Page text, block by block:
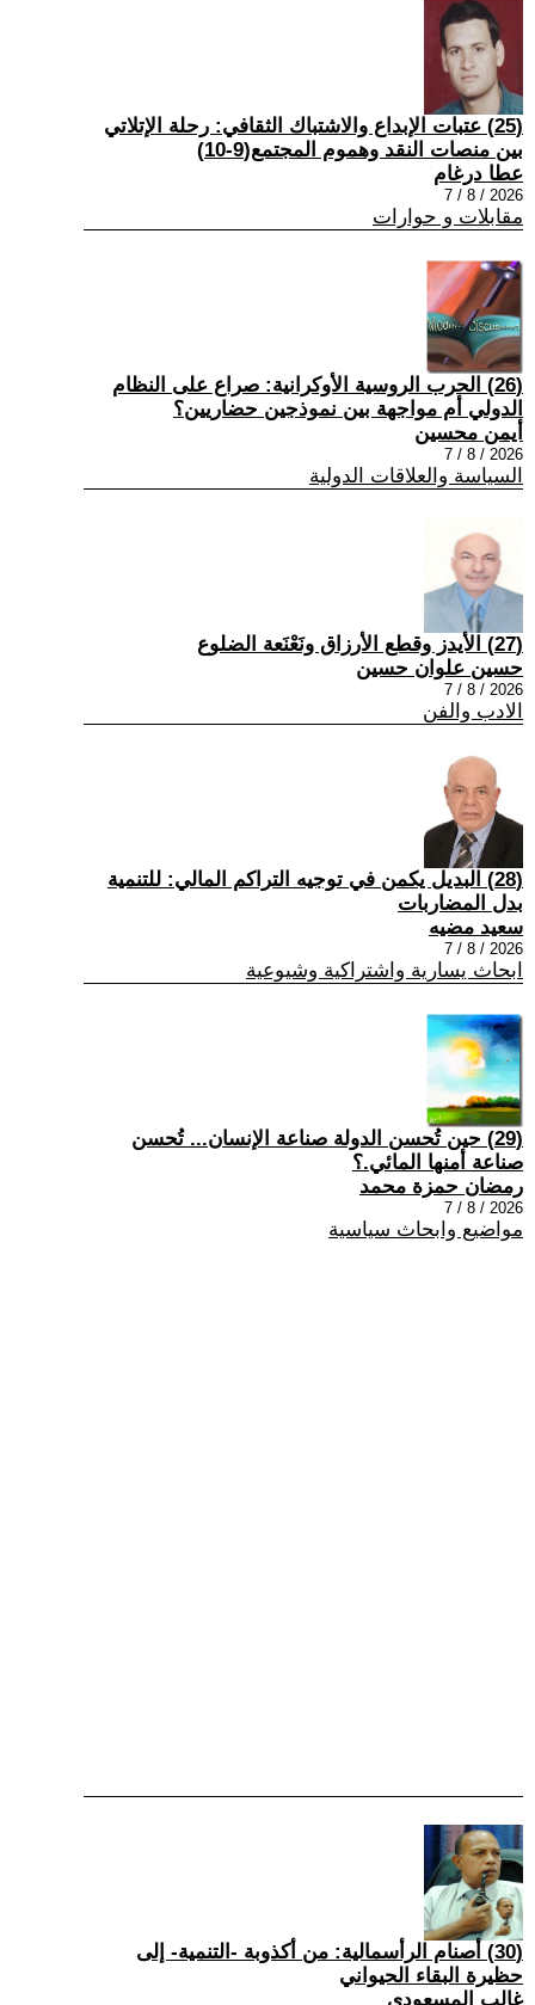
(25) عتبات الإبداع والاشتباك الثقافي: رحلة الإتلاتي
بين منصات النقد وهموم المجتمع(9-10)
عطا درغام
2026 / 8 / 7
مقابلات و حوارات
(26) الحرب الروسية الأوكرانية: صراع على النظام
الدولي أم مواجهة بين نموذجين حضاريين؟
أيمن محسين
2026 / 8 / 7
السياسة والعلاقات الدولية
(27) الأيدز وقطع الأرزاق ونَعْنَعة الضلوع
حسين علوان حسين
2026 / 8 / 7
الادب والفن
(28) البديل يكمن في توجيه التراكم المالي: للتنمية
بدل المضاربات
سعيد مضيه
2026 / 8 / 7
ابحاث يسارية واشتراكية وشيوعية
(29) حين تُحسن الدولة صناعة الإنسان... تُحسن
صناعة أمنها المائي.؟
رمضان حمزة محمد
2026 / 8 / 7
مواضيع وابحاث سياسية
(30) أصنام الرأسمالية: من أكذوبة -التنمية- إلى
حظيرة البقاء الحيواني
غالب المسعودي